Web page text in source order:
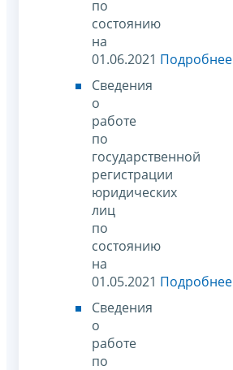
по
состоянию
на
01.06.2021 Подробнее
Сведения
о
работе
по
государственной
регистрации
юридических
лиц
по
состоянию
на
01.05.2021 Подробнее
Сведения
о
работе
по